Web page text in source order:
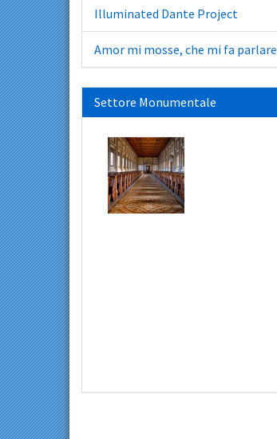
Illuminated Dante Project
Amor mi mosse, che mi fa parlare
Settore Monumentale